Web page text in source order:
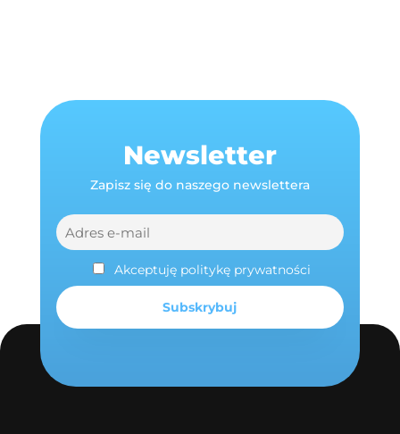
Newsletter
Zapisz się do naszego newslettera
Akceptuję politykę prywatności